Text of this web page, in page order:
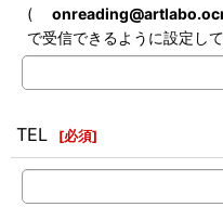
(
で受信できるように設定し
TEL [必須]